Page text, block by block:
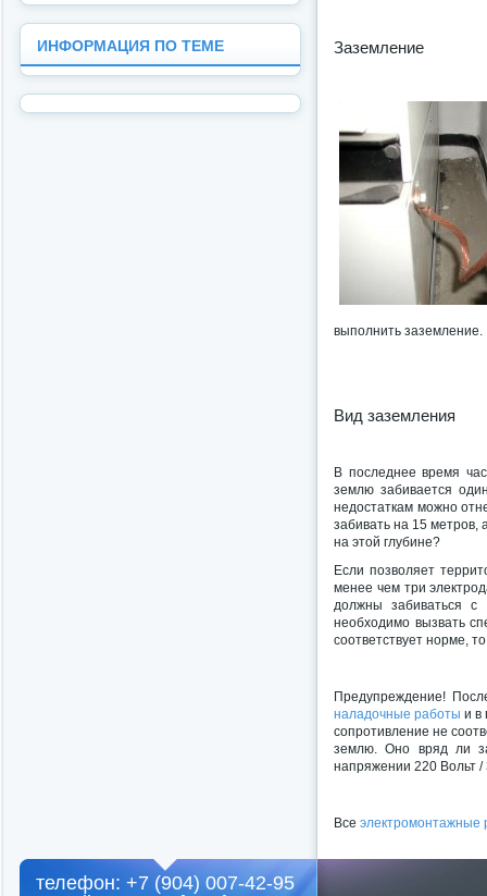
Заземление
выполнить заземление.
Вид заземления
В последнее время
землю забивается
недостаткам можно
забивать на 15 метров,
на этой глубине?
Если позволяет
менее чем три
должны забиваться
необходимо вызвать
соответствует норме,
Предупреждение!
наладочные работы и в
сопротивление не
землю. Оно вряд ли
напряжении 220 Вольт /
Все электромонтажные
ИНФОРМАЦИЯ ПО ТЕМЕ
телефон: +7 (904) 007-42-95